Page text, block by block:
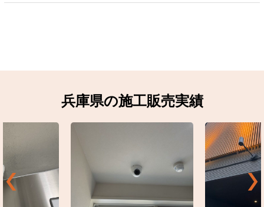
兵庫県の施工販売実績